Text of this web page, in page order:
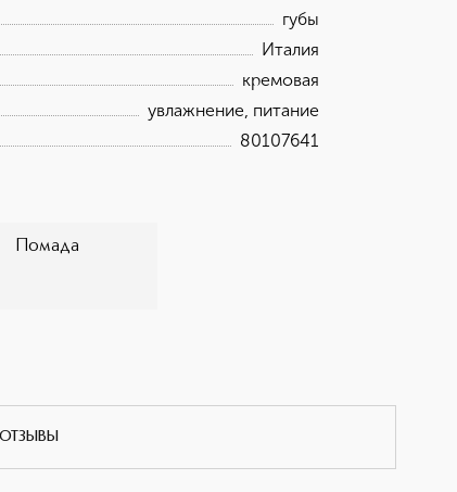
губы
Италия
кремовая
увлажнение, питание
80107641
Помада